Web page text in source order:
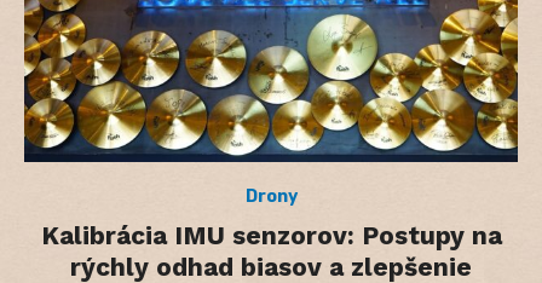
Drony
Kalibrácia IMU senzorov: Postupy na
rýchly odhad biasov a zlepšenie